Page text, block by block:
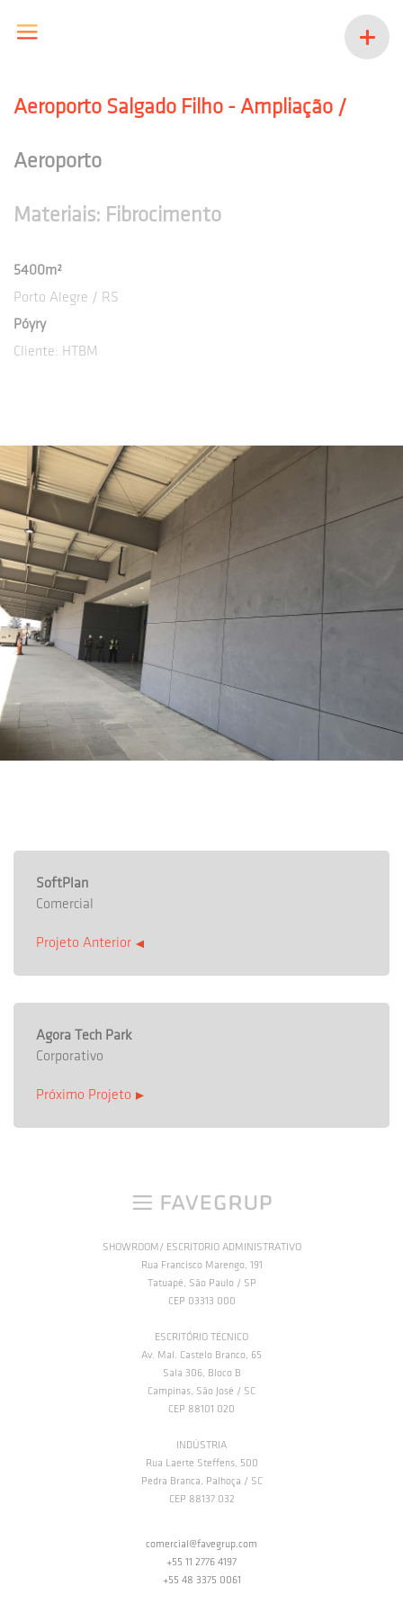
Aeroporto Salgado Filho - Ampliação /
Aeroporto
Materiais: Fibrocimento
5400m²
Porto Alegre / RS
Póyry
Cliente: HTBM
SoftPlan
Comercial
Projeto Anterior
Agora Tech Park
Corporativo
Próximo Projeto
SHOWROOM/ ESCRITORIO ADMINISTRATIVO
Rua Francisco Marengo, 191
Tatuapé, São Paulo / SP
CEP 03313 000
ESCRITÓRIO TÉCNICO
Av. Mal. Castelo Branco, 65
Sala 306, Bloco B
Campinas, São José / SC
CEP 88101 020
INDÚSTRIA
Rua Laerte Steffens, 500
Pedra Branca, Palhoça / SC
CEP 88137 032
comercial@favegrup.com
+55 11 2776 4197
+55 48 3375 0061